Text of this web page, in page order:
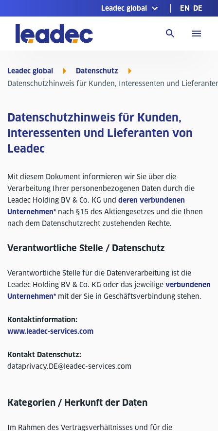
Leadec global EN DE
Zur
Homepage
Leadec global
Datenschutz
Datenschutzhinweis für Kunden, Interessenten und
Datenschutzhinweis für Kunden,
Interessenten und Lieferanten von
Leadec
Mit diesem Dokument informieren wir Sie über die
Verarbeitung Ihrer personenbezogenen Daten durch die
Leadec Holding BV & Co. KG und deren verbundenen
Unternehmen* nach §15 des Aktiengesetzes und die Ihnen
nach dem Datenschutzrecht zustehenden Rechte.
Verantwortliche Stelle / Datenschutz
Verantwortliche Stelle für die Datenverarbeitung ist die
Leadec Holding BV & Co. KG oder das jeweilige verbundenen
Unternehmen* mit der Sie in Geschäftsverbindung stehen.
Kontaktinformation:
www.leadec-services.com
Kontakt Datenschutz:
dataprivacy.DE@leadec-services.com
Kategorien / Herkunft der Daten
Im Rahmen des Vertragsverhältnisses und für die